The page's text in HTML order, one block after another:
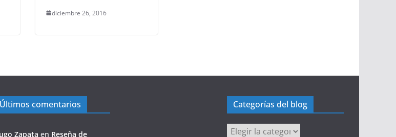
diciembre 26, 2016
Últimos comentarios
Zapata en Reseña de
Categorías del blog
Categorías